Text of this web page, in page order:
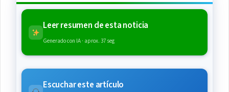
Leer resumen de esta noticia
Generado con IA · aprox. 37 seg
Escuchar este artículo